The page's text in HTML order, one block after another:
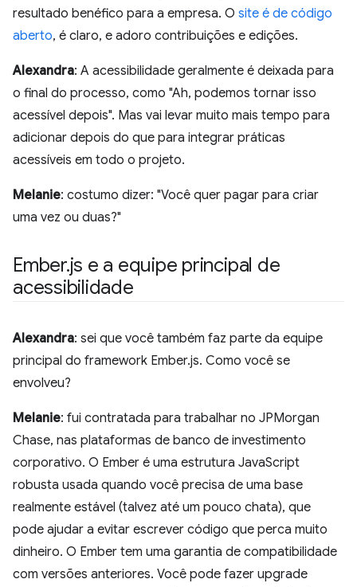
resultado benéfico para a empresa. O site é de código
aberto, é claro, e adoro contribuições e edições.
Alexandra: A acessibilidade geralmente é deixada para
o final do processo, como "Ah, podemos tornar isso
acessível depois". Mas vai levar muito mais tempo para
adicionar depois do que para integrar práticas
acessíveis em todo o projeto.
Melanie: costumo dizer: "Você quer pagar para criar
uma vez ou duas?"
Ember.js e a equipe principal de
acessibilidade
Alexandra: sei que você também faz parte da equipe
principal do framework Ember.js. Como você se
envolveu?
Melanie: fui contratada para trabalhar no JPMorgan
Chase, nas plataformas de banco de investimento
corporativo. O Ember é uma estrutura JavaScript
robusta usada quando você precisa de uma base
realmente estável (talvez até um pouco chata), que
pode ajudar a evitar escrever código que perca muito
dinheiro. O Ember tem uma garantia de compatibilidade
com versões anteriores. Você pode fazer upgrade